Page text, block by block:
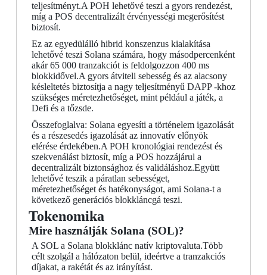
teljesítményt.A POH lehetővé teszi a gyors rendezést,
míg a POS decentralizált érvényességi megerősítést
biztosít.
Ez az egyedülálló hibrid konszenzus kialakítása
lehetővé teszi Solana számára, hogy másodpercenként
akár 65 000 tranzakciót is feldolgozzon 400 ms
blokkidővel.A gyors átviteli sebesség és az alacsony
késleltetés biztosítja a nagy teljesítményű DAPP -khoz
szükséges méretezhetőséget, mint például a játék, a
Defi és a tőzsde.
Összefoglalva: Solana egyesíti a történelem igazolását
és a részesedés igazolását az innovatív előnyök
elérése érdekében.A POH kronológiai rendezést és
szekvenálást biztosít, míg a POS hozzájárul a
decentralizált biztonsághoz és validáláshoz.Együtt
lehetővé teszik a páratlan sebességet,
méretezhetőséget és hatékonyságot, ami Solana-t a
következő generációs blokkláncgá teszi.
Tokenomika
Mire használják Solana (SOL)?
A SOL a Solana blokklánc natív kriptovaluta.Több
célt szolgál a hálózaton belül, ideértve a tranzakciós
díjakat, a rakétát és az irányítást.